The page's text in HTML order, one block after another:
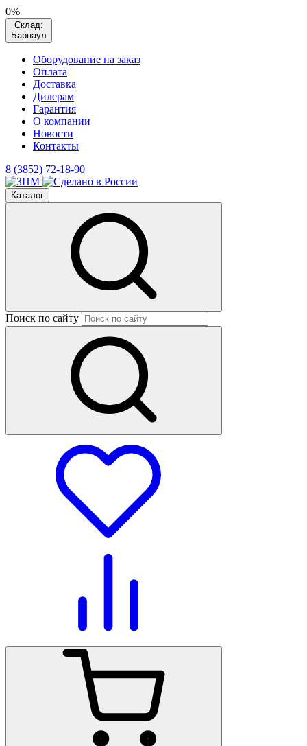
0%
Склад:
Барнаул
Оборудование на заказ
Оплата
Доставка
Дилерам
Гарантия
О компании
Новости
Контакты
8 (3852) 72-18-90
Каталог
Поиск по сайту